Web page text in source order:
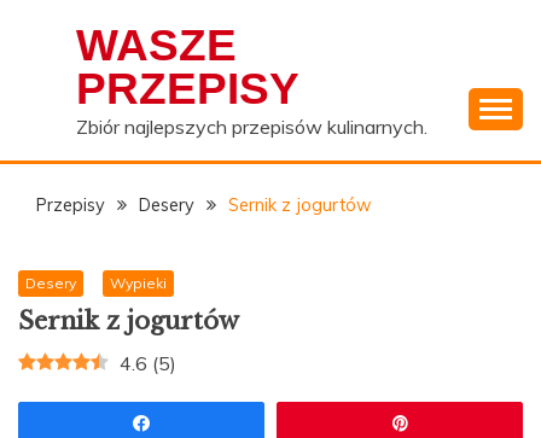
WASZE
PRZEPISY
Zbiór najlepszych przepisów kulinarnych.
Przepisy Desery Sernik z jogurtów
Desery Wypieki
Sernik z jogurtów
4.6 (5)